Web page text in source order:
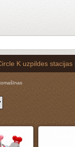
gatvē 265,vai arī